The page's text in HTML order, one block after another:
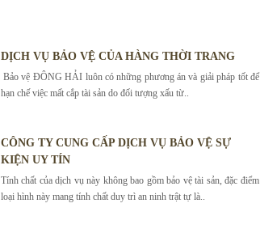
DỊCH VỤ BẢO VỆ CỦA HÀNG THỜI TRANG
Bảo vệ ĐÔNG HẢI luôn có những phương án và giải pháp tốt để
hạn chế việc mất cắp tài sản do đối tượng xấu từ..
CÔNG TY CUNG CẤP DỊCH VỤ BẢO VỆ SỰ
KIỆN UY TÍN
Tính chất của dịch vụ này không bao gồm bảo vệ tài sản, đặc điểm
loại hình này mang tính chất duy trì an ninh trật tự là..